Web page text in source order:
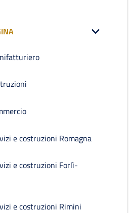
e costruzioni Romagna
e costruzioni Forlì-
e costruzioni Rimini